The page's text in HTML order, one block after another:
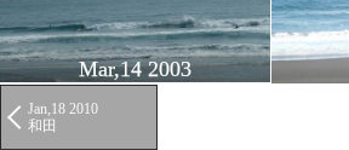
Mar,14 2003
Jan,18 2010
和田